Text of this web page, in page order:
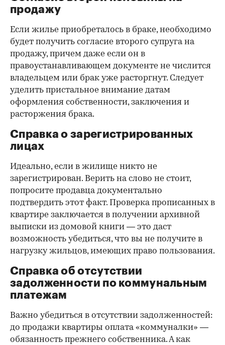
продажу
Если жилье приобреталось в браке, необходимо
будет получить согласие второго супруга на
продажу, причем даже если он в
правоустанавливающем документе не числится
владельцем или брак уже расторгнут. Следует
уделить пристальное внимание датам
оформления собственности, заключения и
расторжения брака.
Справка о зарегистрированных
лицах
Идеально, если в жилище никто не
зарегистрирован. Верить на слово не стоит,
попросите продавца документально
подтвердить этот факт. Проверка прописанных в
квартире заключается в получении архивной
выписки из домовой книги — это даст
возможность убедиться, что вы не получите в
нагрузку жильцов, имеющих право пользования.
Справка об отсутствии
задолженности по коммунальным
платежам
Важно убедиться в отсутствии задолженностей:
до продажи квартиры оплата «коммуналки» —
обязанность прежнего собственника. А как